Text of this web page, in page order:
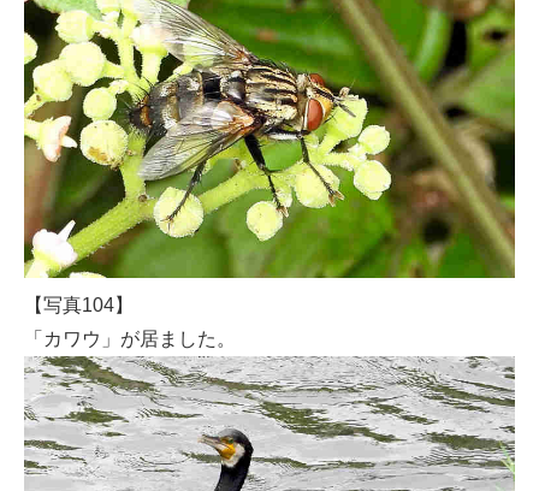
【写真104】
「カワウ」が居ました。